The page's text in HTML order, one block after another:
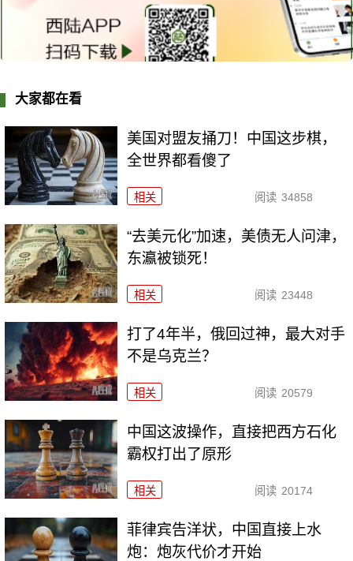
大家都在看
美国对盟友捅刀！中国这步棋，
全世界都看傻了
相关 阅读 34858
“去美元化”加速，美债无人问津，
东瀛被锁死！
相关 阅读 23448
打了4年半，俄回过神，最大对手
不是乌克兰？
相关 阅读 20579
中国这波操作，直接把西方石化
霸权打出了原形
相关 阅读 20174
菲律宾告洋状，中国直接上水
炮：炮灰代价才开始